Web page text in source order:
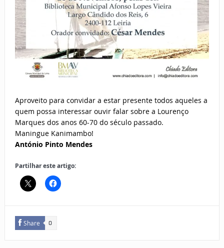
Aproveito para convidar a estar presente todos aqueles a
quem possa interessar ouvir falar sobre a Lourenço
Marques dos anos 60-70 do século passado.
Maningue Kanimambo!
António Pinto Mendes
Partilhar este artigo:
Share 0